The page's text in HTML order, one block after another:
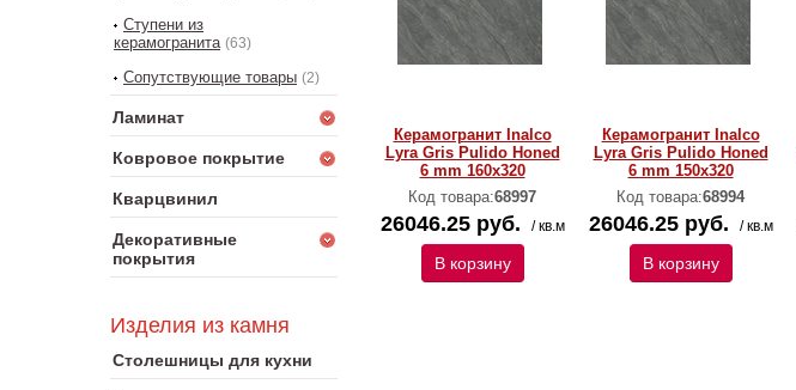
Ступени из
керамогранита (63)
Сопутствующие товары (2)
Ламинат
Ковровое покрытие
Кварцвинил
Декоративные
покрытия
Изделия из камня
Столешницы для кухни
Керамогранит Inalco
Lyra Gris Pulido Honed
6 mm 160х320
Код товара:68997
26046.25 руб. / кв.м
В корзину
Керамогранит Inalco
Lyra Gris Pulido Honed
6 mm 150х320
Код товара:68994
26046.25 руб. / кв.м
В корзину